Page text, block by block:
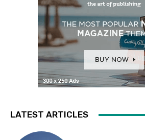
LATEST ARTICLES